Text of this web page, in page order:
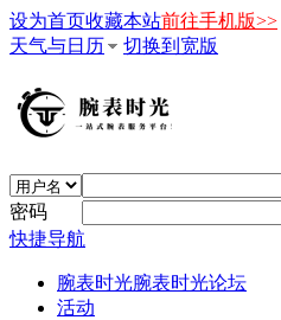
设为首页收藏本站前往手机版>>
天气与日历
切换到宽版
密码
快捷导航
腕表时光腕表时光论坛
活动